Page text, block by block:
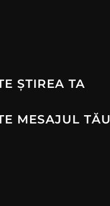
ȘTIREA TA
MESAJUL TĂU